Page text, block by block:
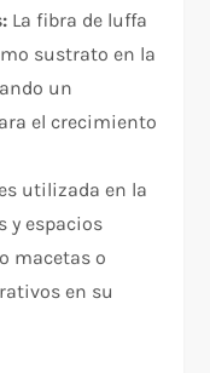
La fibra de luffa
sustrato en la
un
el crecimiento
utilizada en la
y espacios
macetas o
en su